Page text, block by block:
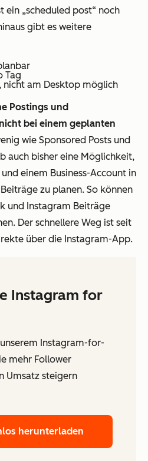
ein „scheduled post“ noch
gibt es weitere
Tag
am Desktop möglich
Postings und
bei einem geplanten
wie Sponsored Posts und
auch bisher eine Möglichkeit,
einem Business-Account in
zu planen. So können
und Instagram Beiträge
Der schnellere Weg ist seit
über die Instagram-App.
Instagram for
Instagram-for-
mehr Follower
Umsatz steigern
herunterladen